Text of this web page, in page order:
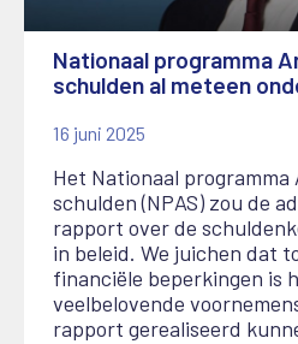
Nationaal programma
schulden al meteen
16 juni 2025
Het Nationaal programma
schulden (NPAS) zou de
rapport over de
in beleid. We juichen dat
financiële beperkingen is
veelbelovende
rapport gerealiseerd